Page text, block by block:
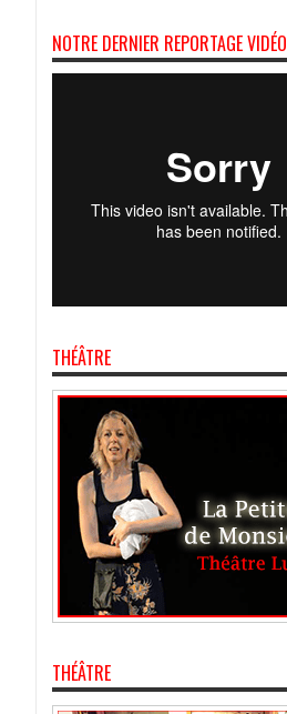
NOTRE DERNIER REPORTAGE VIDÉO
THÉÂTRE
THÉÂTRE